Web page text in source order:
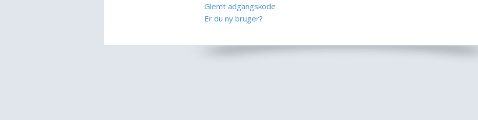
Glemt adgangskode
Er du ny bruger?